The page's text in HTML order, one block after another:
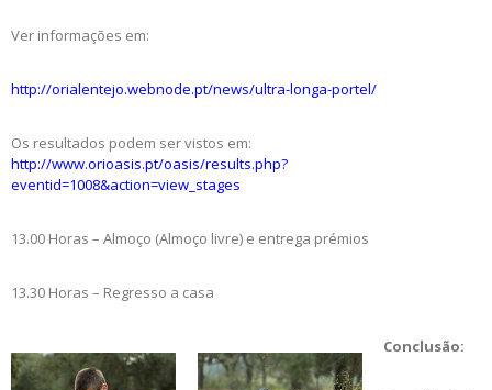
Ver informações em:
http://orialentejo.webnode.pt/news/ultra-longa-portel/
Os resultados podem ser vistos em:
http://www.orioasis.pt/oasis/results.php?
eventid=1008&action=view_stages
13.00 Horas – Almoço (Almoço livre) e entrega prémios
13.30 Horas – Regresso a casa
Conclusão: